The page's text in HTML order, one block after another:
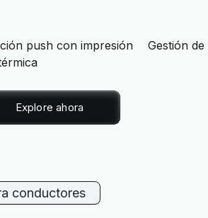
push con impresión
Gestión
Explore ahora
conductores